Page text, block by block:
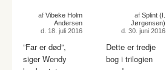
af Vibeke Holm
Andersen
d. 18. juli 2016
”Far er død”,
siger Wendy
af Splint (I.
Jørgensen)
d. 30. juni 2016
Dette er tredje
bog i trilogien